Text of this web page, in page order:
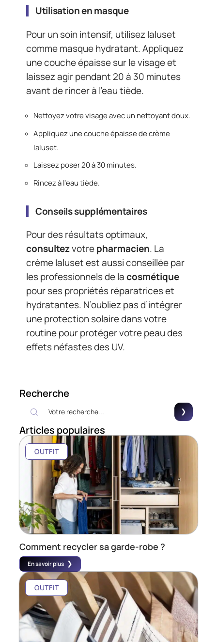
Utilisation en masque
Pour un soin intensif, utilisez Ialuset
comme masque hydratant. Appliquez
une couche épaisse sur le visage et
laissez agir pendant 20 à 30 minutes
avant de rincer à l’eau tiède.
Nettoyez votre visage avec un nettoyant doux.
Appliquez une couche épaisse de crème
Ialuset.
Laissez poser 20 à 30 minutes.
Rincez à l’eau tiède.
Conseils supplémentaires
Pour des résultats optimaux,
consultezvotrepharmacien. La
crème Ialuset est aussi conseillée par
les professionnels de lacosmétique
pour ses propriétés réparatrices et
hydratantes. N’oubliez pas d’intégrer
une protection solaire dans votre
routine pour protéger votre peau des
effets néfastes des UV.
Recherche
Articles populaires
OUTFIT
Comment recycler sa garde-robe ?
En savoir plus
OUTFIT